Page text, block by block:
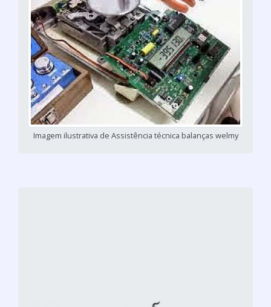
Imagem ilustrativa de Assistência técnica balanças welmy